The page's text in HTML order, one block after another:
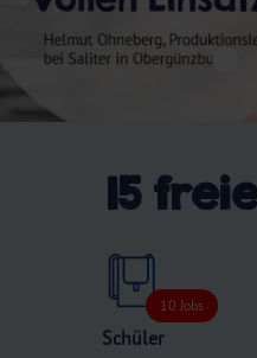
15freie
Schüler
10 Jobs